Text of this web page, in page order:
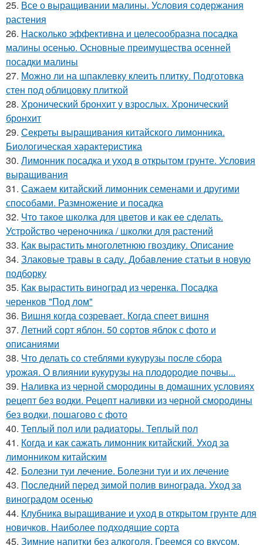
25. Все о выращивании малины. Условия содержания
растения
26. Насколько эффективна и целесообразна посадка
малины осенью. Основные преимущества осенней
посадки малины
27. Можно ли на шпаклевку клеить плитку. Подготовка
стен под облицовку плиткой
28. Хронический бронхит у взрослых. Хронический
бронхит
29. Секреты выращивания китайского лимонника.
Биологическая характеристика
30. Лимонник посадка и уход в открытом грунте. Условия
выращивания
31. Сажаем китайский лимонник семенами и другими
способами. Размножение и посадка
32. Что такое школка для цветов и как ее сделать.
Устройство череночника / школки для растений
33. Как вырастить многолетнюю гвоздику. Описание
34. Злаковые травы в саду. Добавление статьи в новую
подборку
35. Как вырастить виноград из черенка. Посадка
черенков "Под лом"
36. Вишня когда созревает. Когда спеет вишня
37. Летний сорт яблон. 50 сортов яблок с фото и
описаниями
38. Что делать со стеблями кукурузы после сбора
урожая. О влиянии кукурузы на плодородие почвы...
39. Наливка из черной смородины в домашних условиях
рецепт без водки. Рецепт наливки из черной смородины
без водки, пошагово с фото
40. Теплый пол или радиаторы. Теплый пол
41. Когда и как сажать лимонник китайский. Уход за
лимонником китайским
42. Болезни туи лечение. Болезни туи и их лечение
43. Последний перед зимой полив винограда. Уход за
виноградом осенью
44. Клубника выращивание и уход в открытом грунте для
новичков. Наиболее подходящие сорта
45. Зимние напитки без алкоголя. Греемся со вкусом.